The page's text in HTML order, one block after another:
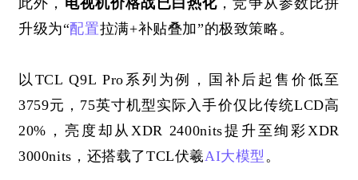
此外， 电视机价格战已白热化 ，竞争从参数比拼
升级为“配置拉满+补贴叠加”的极致策略。
以 TCL Q9L Pro系列为例，国补后起售价低至
3759元，75英寸机型实际入手价仅比传统LCD高
20%，亮度却从XDR 2400nits提升至绚彩XDR
3000nits，还搭载了TCL伏羲AI大模型 。